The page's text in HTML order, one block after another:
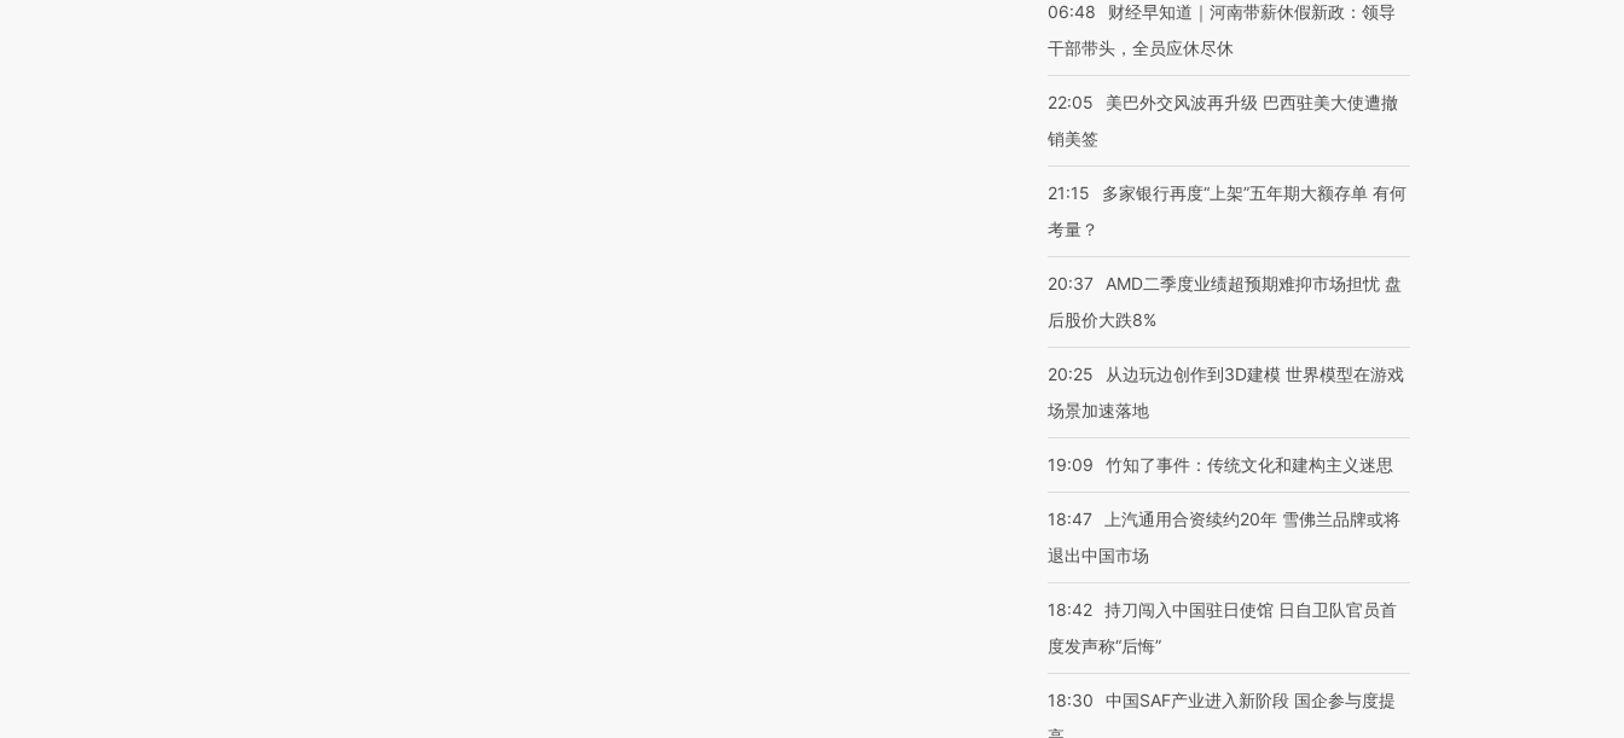
06:48
财经早知道｜河南带薪休假新政：领导
干部带头，全员应休尽休
22:05
美巴外交风波再升级 巴西驻美大使遭撤
销美签
21:15
多家银行再度“上架”五年期大额存单 有何
考量？
20:37
AMD二季度业绩超预期难抑市场担忧 盘
后股价大跌8%
20:25
从边玩边创作到3D建模 世界模型在游戏
场景加速落地
19:09 竹知了事件：传统文化和建构主义迷思
18:47
上汽通用合资续约20年 雪佛兰品牌或将
退出中国市场
18:42 持刀闯入中国驻日使馆 日自卫队官员首
度发声称“后悔”
18:30
中国SAF产业进入新阶段 国企参与度提